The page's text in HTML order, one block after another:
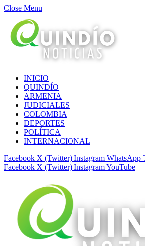
Close Menu
INICIO
QUINDÍO
ARMENIA
JUDICIALES
COLOMBIA
DEPORTES
POLÍTICA
INTERNACIONAL
Facebook X (Twitter) Instagram WhatsApp
Facebook X (Twitter) InstagramYouTube